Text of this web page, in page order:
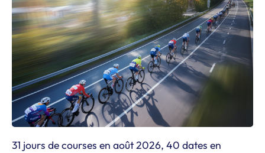
31 jours de courses en août 2026, 40 dates en